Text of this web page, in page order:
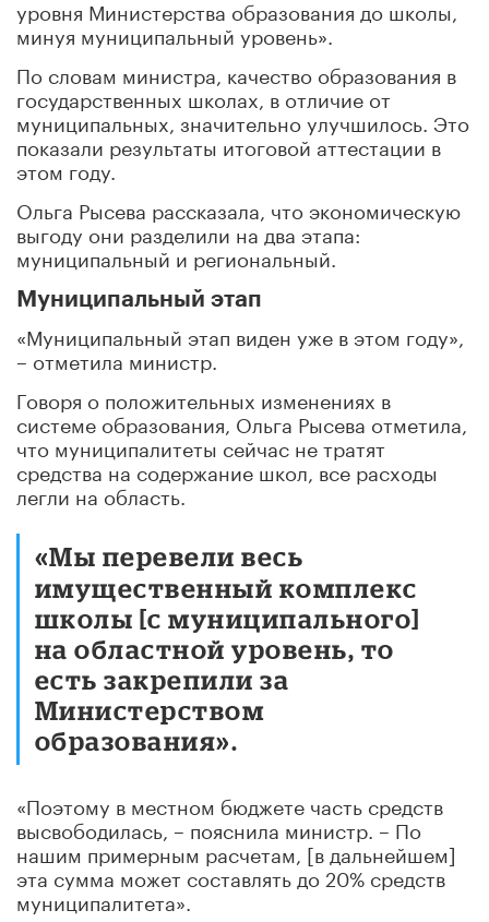
уровня Министерства образования до школы,
минуя муниципальный уровень».
По словам министра, качество образования в
государственных школах, в отличие от
муниципальных, значительно улучшилось. Это
показали результаты итоговой аттестации в
этом году.
Ольга Рысева рассказала, что экономическую
выгоду они разделили на два этапа:
муниципальный и региональный.
Муниципальный этап
«Муниципальный этап виден уже в этом году»,
– отметила министр.
Говоря о положительных изменениях в
системе образования, Ольга Рысева отметила,
что муниципалитеты сейчас не тратят
средства на содержание школ, все расходы
легли на область.
«Мы перевели весь
имущественный комплекс
школы [с муниципального]
на областной уровень, то
есть закрепили за
Министерством
образования».
«Поэтому в местном бюджете часть средств
высвободилась, – пояснила министр. – По
нашим примерным расчетам, [в дальнейшем]
эта сумма может составлять до 20% средств
муниципалитета».